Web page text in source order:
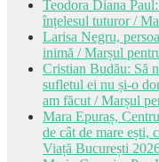
Teodora Diana
înțelesul tuturor /
Larisa Negru,
inimă / Marșul
Cristian Budău: Să
sufletul ei nu și-o
am făcut / Marșul
Mara Epuraș,
de cât de mare ești,
Viață București